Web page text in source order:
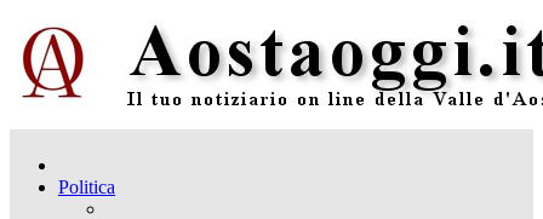
Politica